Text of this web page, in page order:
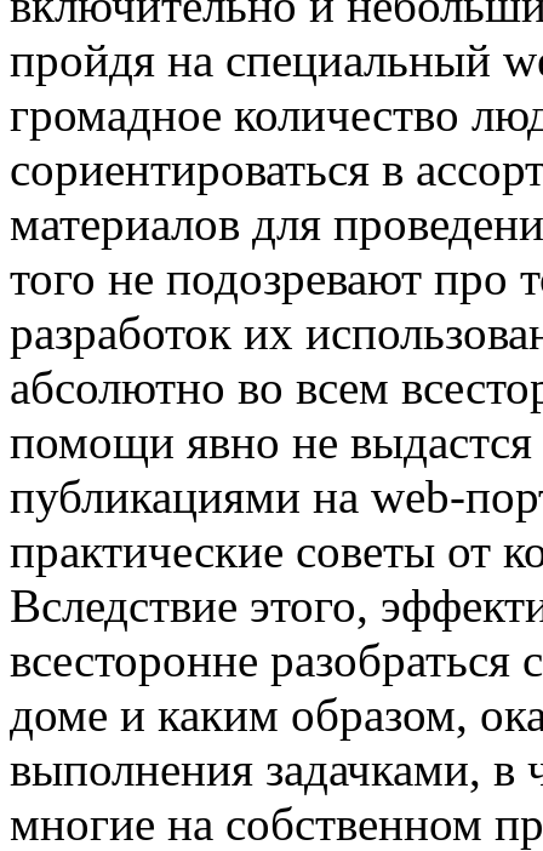
пройдя на специальный
громадное количество
сориентироваться в
материалов для
того не подозревают про
разработок их
абсолютно во всем
помощи явно не
публикациями на web-
практические советы от
Вследствие этого,
всесторонне
доме и каким образом,
выполнения задачками, в
многие на собственном